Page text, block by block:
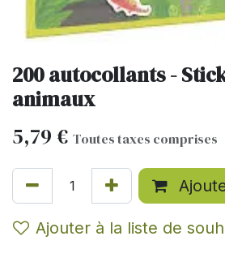
200 autocollants -
animaux
5,79 € Toutes taxes comprises
Ajouter à la liste de